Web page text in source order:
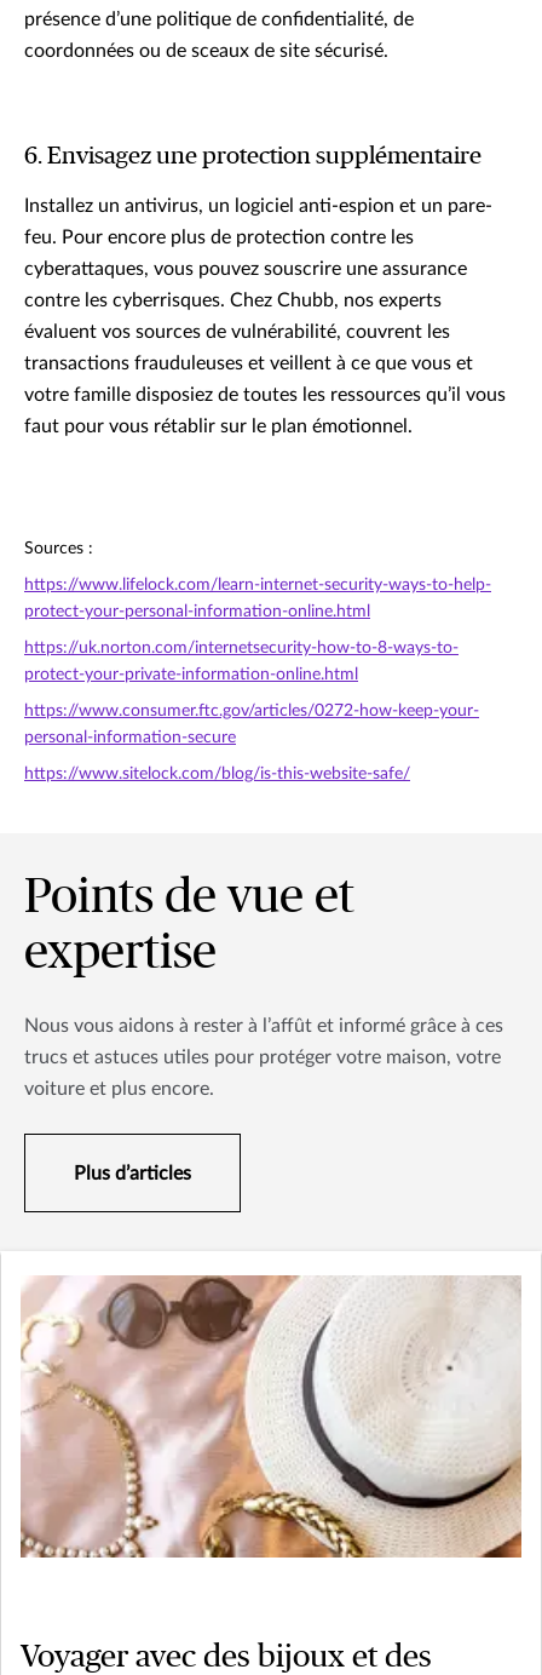
présence d’une politique de confidentialité, de
coordonnées ou de sceaux de site sécurisé.
6. Envisagez une protection supplémentaire
Installez un antivirus, un logiciel anti-espion et un pare-
feu. Pour encore plus de protection contre les
cyberattaques, vous pouvez souscrire une assurance
contre les cyberrisques. Chez Chubb, nos experts
évaluent vos sources de vulnérabilité, couvrent les
transactions frauduleuses et veillent à ce que vous et
votre famille disposiez de toutes les ressources qu’il vous
faut pour vous rétablir sur le plan émotionnel.
Sources :
https://www.lifelock.com/learn-internet-security-ways-to-help-
protect-your-personal-information-online.html
https://uk.norton.com/internetsecurity-how-to-8-ways-to-
protect-your-private-information-online.html
https://www.consumer.ftc.gov/articles/0272-how-keep-your-
personal-information-secure
https://www.sitelock.com/blog/is-this-website-safe/
Points de vue et
expertise
Nous vous aidons à rester à l’affût et informé grâce à ces
trucs et astuces utiles pour protéger votre maison, votre
voiture et plus encore.
Plus d’articles
Voyager avec des bijoux et des